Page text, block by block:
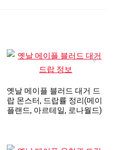
옛날 메이플 블러드 대거 드
랍 몬스터, 드랍률 정리(메이
플랜드, 아르테일, 로나월드)